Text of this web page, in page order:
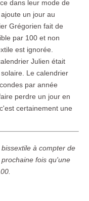
dans leur mode de
un jour au
Grégorien fait de
par 100 et non
est ignorée.
Julien était
Le calendrier
par année
perdre un jour en
certainement une
à compter de
fois qu'une